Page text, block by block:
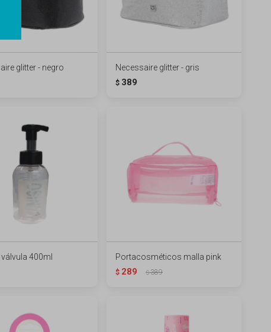
glitter - negro Necessaire glitter - gris
$ 389
400ml Portacosméticos malla pink
$ 289 $389